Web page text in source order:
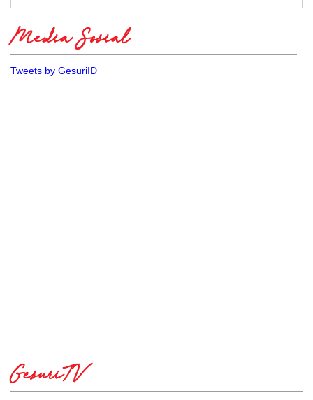
Media Sosial
Tweets by GesuriID
GesuriTV